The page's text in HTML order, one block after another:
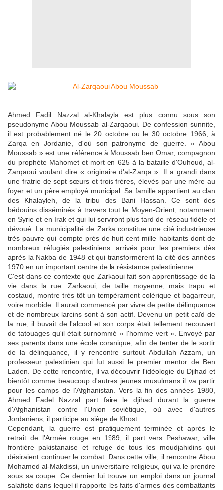
Ahmed Fadil Nazzal al-Khalayla est plus connu sous son
pseudonyme Abou Moussab al-Zarqaoui. De confession sunnite,
il est probablement né le 20 octobre ou le 30 octobre 1966, à
Zarqa en Jordanie, d'où son patronyme de guerre. « Abou
Moussab » est une référence à Moussab ben Omar, compagnon
du prophète Mahomet et mort en 625 à la bataille d'Ouhoud, al-
Zarqaoui voulant dire « originaire d'al-Zarqa ». Il a grandi dans
une fratrie de sept sœurs et trois frères, élevés par une mère au
foyer et un père employé municipal. Sa famille appartient au clan
des Khalayleh, de la tribu des Bani Hassan. Ce sont des
bédouins disséminés à travers tout le Moyen-Orient, notamment
en Syrie et en Irak et qui lui serviront plus tard de réseau fidèle et
dévoué. La municipalité de Zarka constitue une cité industrieuse
très pauvre qui compte près de huit cent mille habitants dont de
nombreux réfugiés palestiniens, arrivés pour les premiers dès
après la Nakba de 1948 et qui transformèrent la cité des années
1970 en un important centre de la résistance palestinienne.
C'est dans ce contexte que Zarkaoui fait son apprentissage de la
vie dans la rue. Zarkaoui, de taille moyenne, mais trapu et
costaud, montre très tôt un tempérament colérique et bagarreur,
voire morbide. Il aurait commencé par vivre de petite délinquance
et de nombreux larcins sont à son actif. Devenu un petit caïd de
la rue, il buvait de l'alcool et son corps était tellement recouvert
de tatouages qu'il était surnommé « l'homme vert ». Envoyé par
ses parents dans une école coranique, afin de tenter de le sortir
de la délinquance, il y rencontre surtout Abdullah Azzam, un
professeur palestinien qui fut aussi le premier mentor de Ben
Laden. De cette rencontre, il va découvrir l'idéologie du Djihad et
bientôt comme beaucoup d'autres jeunes musulmans il va partir
pour les camps de l'Afghanistan. Vers la fin des années 1980,
Ahmed Fadel Nazzal part faire le djihad durant la guerre
d'Afghanistan contre l'Union soviétique, où avec d'autres
Jordaniens, il participe au siège de Khost.
Cependant, la guerre est pratiquement terminée et après le
retrait de l'Armée rouge en 1989, il part vers Peshawar, ville
frontière pakistanaise et refuge de tous les moudjahidins qui
désiraient continuer le combat. Dans cette ville, il rencontre Abou
Mohamed al-Makdissi, un universitaire religieux, qui va le prendre
sous sa coupe. Ce dernier lui trouve un emploi dans un journal
salafiste dans lequel il rapporte les faits d'armes des combattants